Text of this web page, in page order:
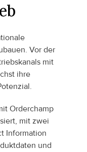
Vor der
mit
ihre
Orderchamp
mit zwei
Information
und